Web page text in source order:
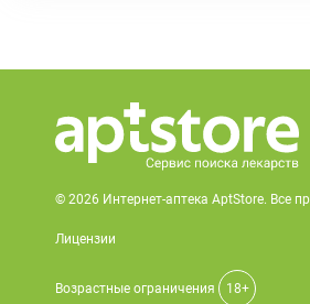
© 2026 Интернет-аптека AptStore. Все
Лицензии
Возрастные ограничения 18+